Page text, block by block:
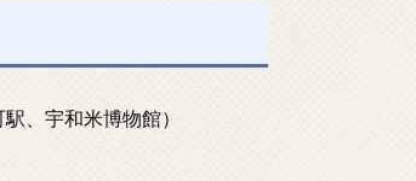
、宇和米博物館）